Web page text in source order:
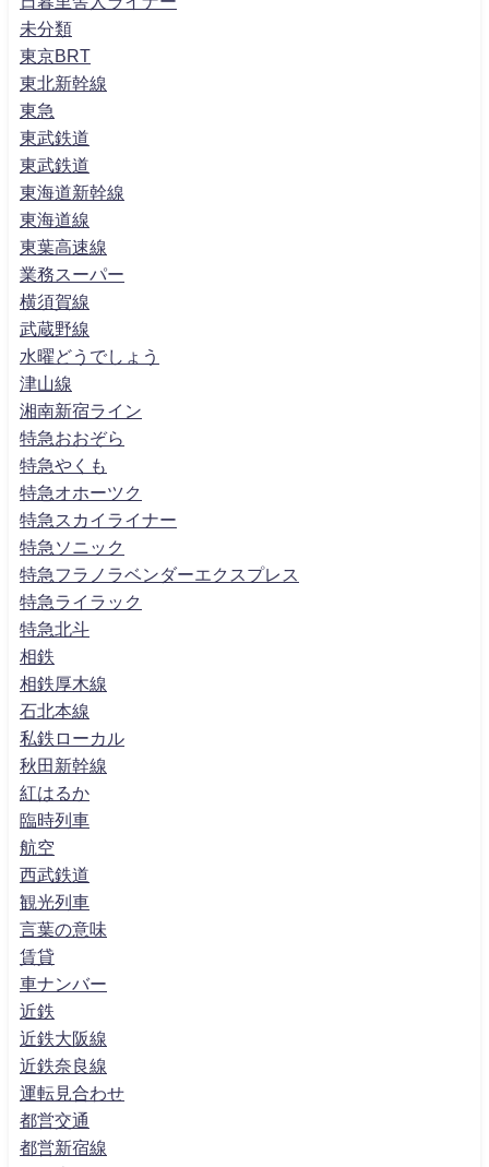
未分類
東京BRT
東北新幹線
東急
東武鉄道
東武鉄道
東海道新幹線
東海道線
東葉高速線
業務スーパー
横須賀線
武蔵野線
水曜どうでしょう
津山線
湘南新宿ライン
特急おおぞら
特急やくも
特急オホーツク
特急スカイライナー
特急ソニック
特急フラノラベンダーエクスプレス
特急ライラック
特急北斗
相鉄
相鉄厚木線
石北本線
私鉄ローカル
秋田新幹線
紅はるか
臨時列車
航空
西武鉄道
観光列車
言葉の意味
賃貸
車ナンバー
近鉄
近鉄大阪線
近鉄奈良線
運転見合わせ
都営交通
都営新宿線